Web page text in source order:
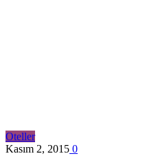
Oteller
Kasım 2, 2015 0